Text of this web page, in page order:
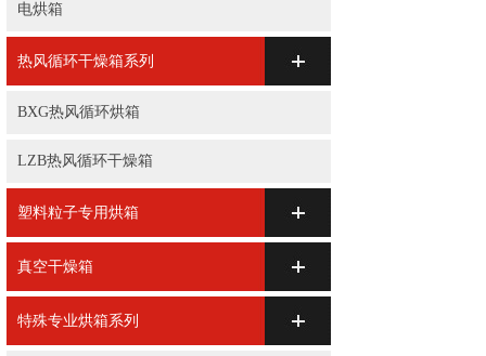
电烘箱
热风循环干燥箱系列
BXG热风循环烘箱
LZB热风循环干燥箱
塑料粒子专用烘箱
真空干燥箱
特殊专业烘箱系列